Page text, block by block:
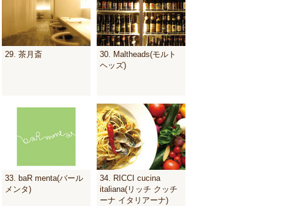
29. 茶月斎
30. Maltheads(モルト
ヘッズ)
33. baR menta(バール
メンタ)
34. RICCI cucina
italiana(リッチ クッチ
ーナ イタリアーナ)